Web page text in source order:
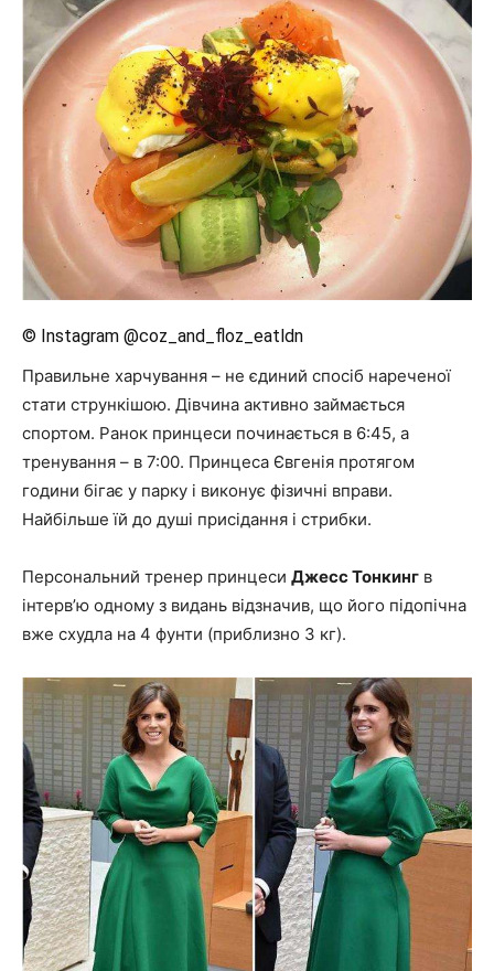
© Instagram @coz_and_floz_eatldn
Правильне харчування – не єдиний спосіб нареченої
стати стрункішою. Дівчина активно займається
спортом. Ранок принцеси починається в 6:45, а
тренування – в 7:00. Принцеса Євгенія протягом
години бігає у парку і виконує фізичні вправи.
Найбільше їй до душі присідання і стрибки.
Персональний тренер принцеси Джесс Тонкинг в
інтерв’ю одному з видань відзначив, що його підопічна
вже схудла на 4 фунти (приблизно 3 кг).